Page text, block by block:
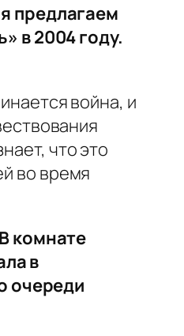
предлагаем
в 2004 году.
война, и
что это
во время
комнате
в
очереди